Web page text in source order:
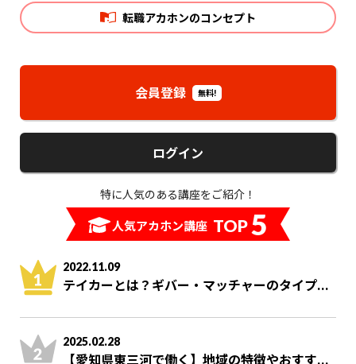
転職アカホンのコンセプト
会員登録 無料!
ログイン
特に人気のある講座をご紹介！
人気アカホン講座 TOP5
2022.11.09
テイカーとは？ギバー・マッチャーのタイプ...
2025.02.28
【愛知県東三河で働く】地域の特徴やおすす...